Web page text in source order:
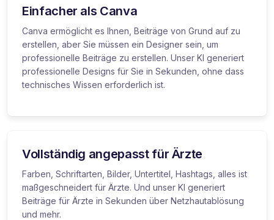
Einfacher als Canva
Canva ermöglicht es Ihnen, Beiträge von Grund auf zu
erstellen, aber Sie müssen ein Designer sein, um
professionelle Beiträge zu erstellen. Unser KI generiert
professionelle Designs für Sie in Sekunden, ohne dass
technisches Wissen erforderlich ist.
Vollständig angepasst für Ärzte
Farben, Schriftarten, Bilder, Untertitel, Hashtags, alles ist
maßgeschneidert für Ärzte. Und unser KI generiert
Beiträge für Ärzte in Sekunden über Netzhautablösung
und mehr.